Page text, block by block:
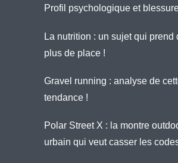
Profil psychologique et
La nutrition : un sujet qui prend
plus de place !
Gravel running : analyse de
tendance !
Polar Street X : la montre
urbain qui veut casser les